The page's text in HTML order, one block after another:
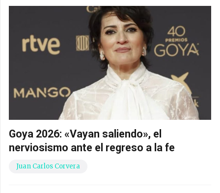
Goya 2026: «Vayan saliendo», el
nerviosismo ante el regreso a la fe
Juan Carlos Corvera